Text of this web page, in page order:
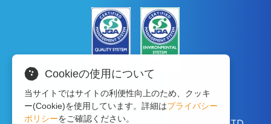
Cookieの使用について
当サイトではサイトの利便性向上のため、クッキ
ー(Cookie)を使用しています。詳細はプライバシー
ポリシーをご確認ください。